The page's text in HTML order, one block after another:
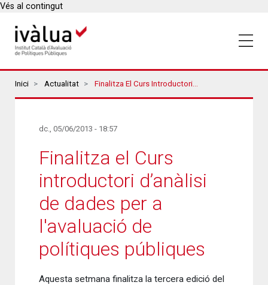
Vés al contingut
Breadcrumbs
Inici Actualitat Finalitza El Curs Introductori D’anàlisi De Dades Per A L'avaluació De Polítiques Públiques
dc., 05/06/2013 - 18:57
Finalitza el Curs
introductori d’anàlisi
de dades per a
l'avaluació de
polítiques públiques
Aquesta setmana finalitza la tercera edició del